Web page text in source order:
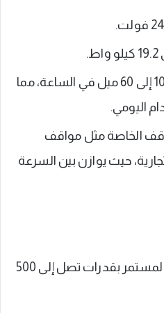
يوفر معدل شحن بين 10 إلى 60 ميل في الساعة، مما
اليومي.
الخاصة مثل مواقف
حيث يوازن بين السرعة
يعتمد على تقنية التيار المستمر بقدرات تصل إلى 500